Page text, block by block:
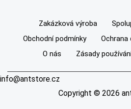
o
o
k
-
s
u
k
Zakázková výroba
Obchodní podmínky
Ochrana
O nás
Zásady
info@antstore.cz
Copyright © 2026